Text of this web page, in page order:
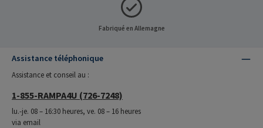
Fabriqué en Allemagne
Assistance téléphonique
Assistance et conseil au :
1-855-RAMPA4U (726-7248)
lu.-je. 08 – 16:30 heures, ve. 08 – 16 heures
via email